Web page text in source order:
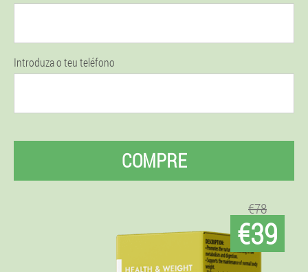
Introduza o teu teléfono
COMPRE
€78
€39